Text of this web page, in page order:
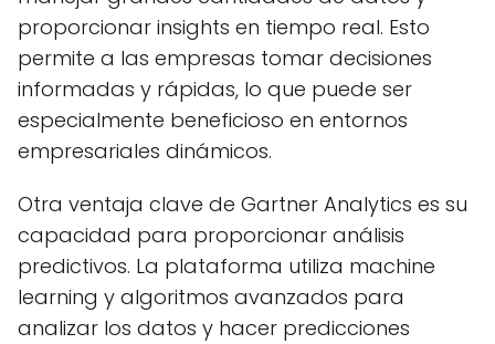
proporcionar insights en tiempo real. Esto
permite a las empresas tomar decisiones
informadas y rápidas, lo que puede ser
especialmente beneficioso en entornos
empresariales dinámicos.
Otra ventaja clave de Gartner Analytics es su
capacidad para proporcionar análisis
predictivos. La plataforma utiliza machine
learning y algoritmos avanzados para
analizar los datos y hacer predicciones